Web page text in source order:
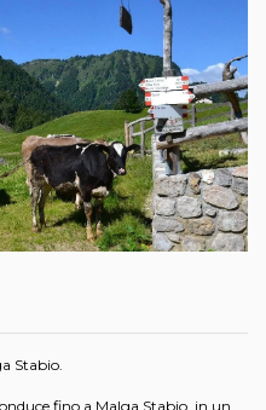
Stabio.
fino a Malga Stabio, in un